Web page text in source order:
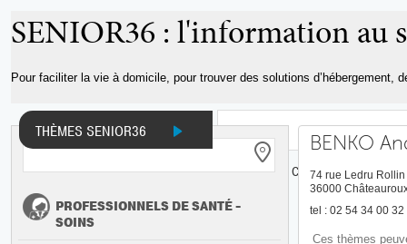
contenu
principal
SENIOR36 : l'information au
Pour faciliter la vie à domicile, pour trouver des solutions d’hébergement,
THÈMES SENIOR36
INFOS ET DOCUMENTS ADRESSES
CARTE
PROFESSIONNELS DE SANTÉ -
SOINS
BENKO
74 rue Ledru Rollin
36000
tel : 02 54 34 00 32
Ces thèmes